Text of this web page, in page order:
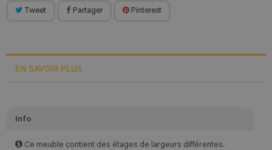
Tweet Partager Pinterest
EN SAVOIR PLUS
Info
Ce meuble contient des étages de largeurs différentes.